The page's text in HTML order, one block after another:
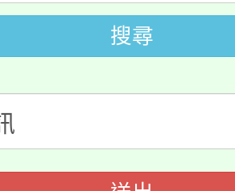
》溝通分析基
迎學生輔導中心
諮商輔導、社會
生報名參加。
栗縣政府辦理
校園短影音徵選
簡章及活動海報
名參加。
115學年度學生
市補助參觀特色
動實施計畫」
度「教育部表揚
推展貢獻獎」
搜尋